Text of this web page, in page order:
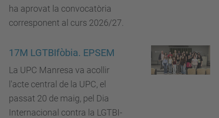
ha aprovat la convocatòria
corresponent al curs 2026/27.
17M LGTBIfòbia. EPSEM
La UPC Manresa va acollir
l'acte central de la UPC, el
passat 20 de maig, pel Dia
Internacional contra la LGTBI-